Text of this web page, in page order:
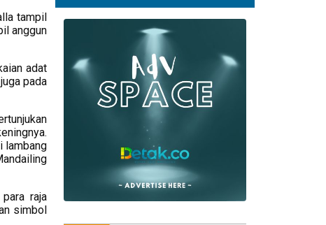
tampil
anggun
adat
pada
lambang
raja
simbol